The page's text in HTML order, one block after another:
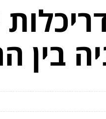
בין